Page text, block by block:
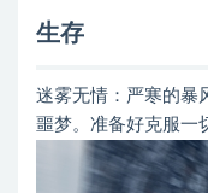
生存
迷雾无情：严寒的暴
噩梦。准备好克服一